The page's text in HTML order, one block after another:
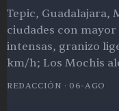
Tepic, Guadalajara,
ciudades con
intensas, granizo
km/h; Los Mochis
REDACCIÓN · 06-AGO